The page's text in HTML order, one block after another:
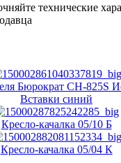
технические
Бюрократ CH-825S
Вставки синий
Кресло-качалка 05/10 Б
Кресло-качалка 05/04 К